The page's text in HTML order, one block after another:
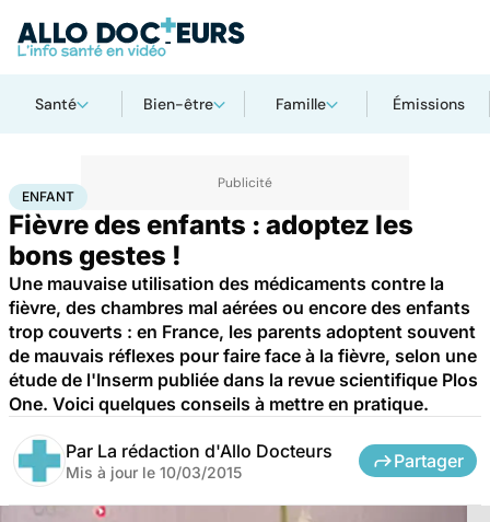
Santé Bien-être Famille Émissions
AccueilFamille
ENFANT
Fièvre des enfants : adoptez les
bons gestes !
Une mauvaise utilisation des médicaments contre la
fièvre, des chambres mal aérées ou encore des enfants
trop couverts : en France, les parents adoptent souvent
de mauvais réflexes pour faire face à la fièvre, selon une
étude de l'Inserm publiée dans la revue scientifique Plos
One. Voici quelques conseils à mettre en pratique.
Par La rédaction d'Allo Docteurs
Mis à jour le 10/03/2015
Partager